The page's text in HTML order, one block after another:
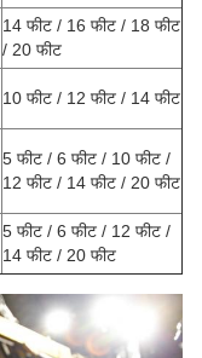
14 फीट / 16 फीट / 18 फीट
/ 20 फीट
10 फीट / 12 फीट / 14 फीट
5 फीट / 6 फीट / 10 फीट /
12 फीट / 14 फीट / 20 फीट
5 फीट / 6 फीट / 12 फीट /
14 फीट / 20 फीट